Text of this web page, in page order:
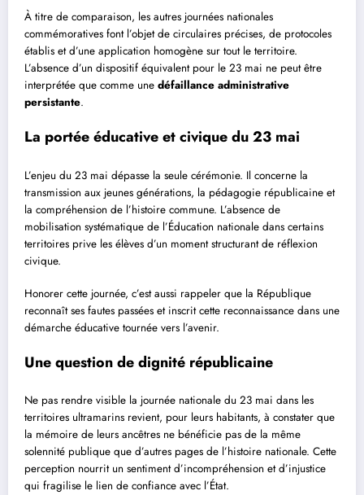
À titre de comparaison, les autres journées nationales
commémoratives font l’objet de circulaires précises, de protocoles
établis et d’une application homogène sur tout le territoire.
L’absence d’un dispositif équivalent pour le 23 mai ne peut être
interprétée que comme une défaillance administrative
persistante.
La portée éducative et civique du 23 mai
L’enjeu du 23 mai dépasse la seule cérémonie. Il concerne la
transmission aux jeunes générations, la pédagogie républicaine et
la compréhension de l’histoire commune. L’absence de
mobilisation systématique de l’Éducation nationale dans certains
territoires prive les élèves d’un moment structurant de réflexion
civique.
Honorer cette journée, c’est aussi rappeler que la République
reconnaît ses fautes passées et inscrit cette reconnaissance dans une
démarche éducative tournée vers l’avenir.
Une question de dignité républicaine
Ne pas rendre visible la journée nationale du 23 mai dans les
territoires ultramarins revient, pour leurs habitants, à constater que
la mémoire de leurs ancêtres ne bénéficie pas de la même
solennité publique que d’autres pages de l’histoire nationale. Cette
perception nourrit un sentiment d’incompréhension et d’injustice
qui fragilise le lien de confiance avec l’État.